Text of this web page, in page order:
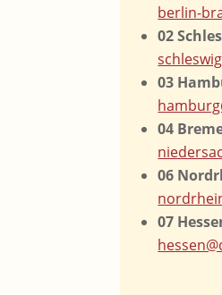
berlin-
02
03
04
06
07